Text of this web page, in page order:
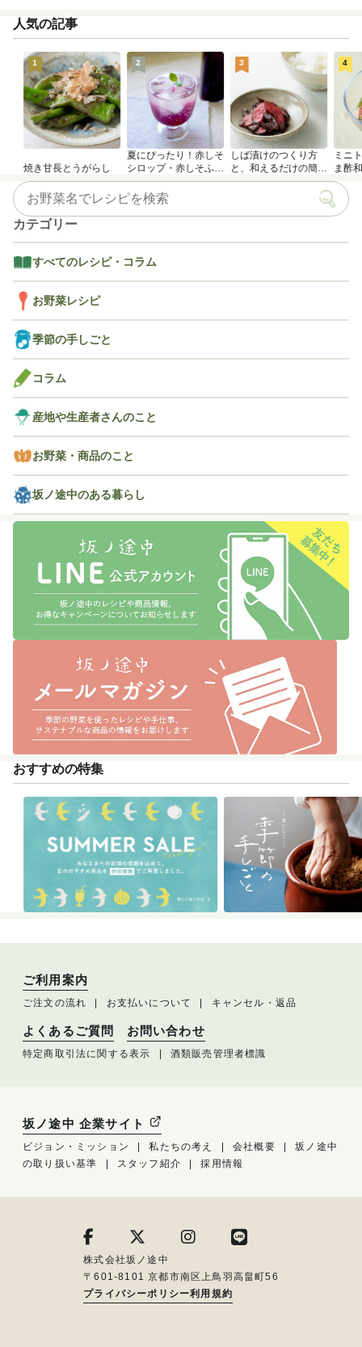
人気の記事
1
焼き甘長とうがらし
2
夏にぴったり！赤しそ
シロップ・赤しそふり
かけのつくり方
3
しば漬けのつくり方
と、和えるだけの簡単
アレンジレシピ
4
ミニ
ま酢
カテゴリー
すべてのレシピ・コラム
お野菜レシピ
季節の手しごと
コラム
産地や生産者さんのこと
お野菜・商品のこと
坂ノ途中のある暮らし
おすすめの特集
ご利用案内
ご注文の流れ お支払いについて キャンセル・返品
よくあるご質問 お問い合わせ
特定商取引法に関する表示 酒類販売管理者標識
坂ノ途中 企業サイト
ビジョン・ミッション 私たちの考え 会社概要
坂ノ途中
の取り扱い基準
スタッフ紹介 採用情報
株式会社坂ノ途中
〒601-8101 京都市南区上鳥羽高畠町56
プライバシーポリシー利用規約